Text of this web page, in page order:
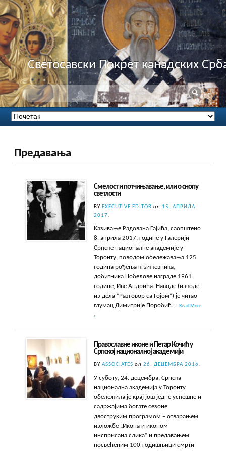
Светосавски Покрет канадских
Предавања
Смелост и потчињавање, или о снопу
светлости
BYEXECUTIVE EDITOR on 15. АПРИЛА
2017.
Казивање Радована Гајића, саопштено
8. априла 2017. године у Галерији
Српске националне академије у
Торонту, поводом обележавања 125
година рођења књижевника,
добитника Нобелове награде 1961.
године, Иве Андрића. Наводе (изводе
из дела “Разговор са Гојом“) је читао
глумац Димитрије Поробић….Read More
›
Православне иконе и Петар Кочић у
Српској националној академији
BYASSOCIATES on 26. ДЕЦЕМБРА 2016.
У суботу, 24. децембра, Српска
национална академија у Торонту
обележила је крај још једне успешне и
садржајима богате сезоне
двоструким програмом – отварањем
изложбе „Икона и иконом
инсприсана слика“ и предавањем
посвећеним 100-годишњици смрти